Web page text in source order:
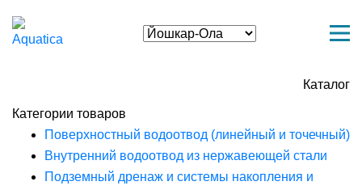
Каталог
Категории товаров
Поверхностный водоотвод (линейный и точечный)
Внутренний водоотвод из нержавеющей стали
Подземный дренаж и системы накопления и